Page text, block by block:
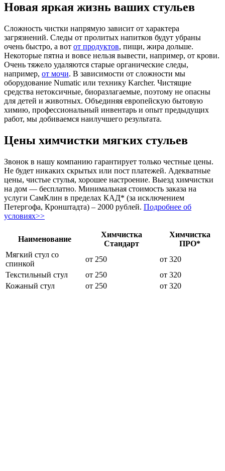
Новая яркая жизнь ваших стульев
Сложность чистки напрямую зависит от характера
загрязнений. Следы от пролитых напитков будут убраны
очень быстро, а вот от продуктов, пищи, жира дольше.
Некоторые пятна и вовсе нельзя вывести, например, от крови.
Очень тяжело удаляются старые органические следы,
например, от мочи. В зависимости от сложности мы
оборудование Numatic или технику Karcher. Чистящие
средства нетоксичные, биоразлагаемые, поэтому не опасны
для детей и животных. Объединяя европейскую бытовую
химию, профессиональный инвентарь и опыт предыдущих
работ, мы добиваемся наилучшего результата.
Цены химчистки мягких стульев
Звонок в нашу компанию гарантирует только честные цены.
Не будет никаких скрытых или пост платежей. Адекватные
цены, чистые стулья, хорошее настроение. Выезд химчистки
на дом — бесплатно. Минимальная стоимость заказа на
услуги СамКлин в пределах КАД* (за исключением
Петергофа, Кронштадта) – 2000 рублей. Подробнее об
условиях>>
Наименование
Химчистка
Стандарт
Химчистка
ПРО*
Мягкий стул со
спинкой
от 250
от 320
Текстильный стул
от 250
от 320
Кожаный стул
от 250 от 320